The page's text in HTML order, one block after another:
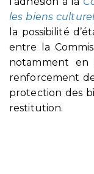
les biens
la possibilité
entre la
notamment en
renforcement
protection des
restitution.